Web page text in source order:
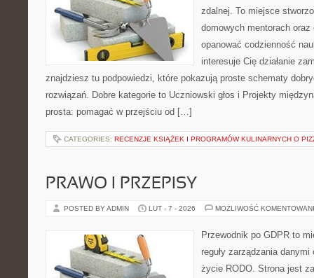
zdalnej. To miejsce
domowych mentorach
opanować codzienność
interesuje Cię działanie
znajdziesz tu podpowiedzi, które pokazują proste schematy
rozwiązań. Dobre kategorie to Uczniowski głos i Projekty
prosta: pomagać w przejściu od […]
CATEGORIES: RECENZJE KSIĄŻEK I PROGRAMÓW KULINARNYCH O
PRAWO I PRZEPISY
POSTED BY ADMIN LUT - 7 - 2026 MOŻLIWOŚĆ
Przewodnik po GDPR to
reguły zarządzania
życie RODO. Strona jest